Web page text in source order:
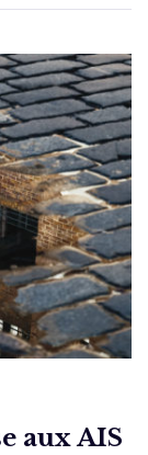
aux AIS